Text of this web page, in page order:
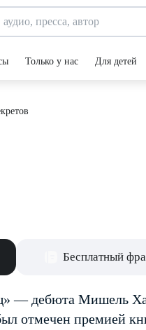
Только у нас Для детей
Бесплатный
— дебюта Мишель
отмечен премией